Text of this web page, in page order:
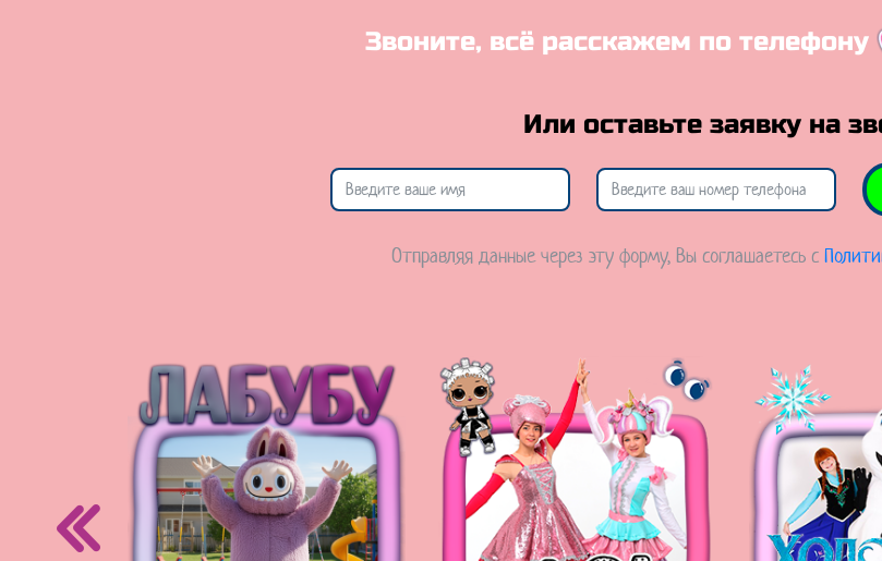
Звоните, всё расскажем по телефону
Или оставьте заявку на
Отправляя данные через эту форму, Вы соглашаетесь с